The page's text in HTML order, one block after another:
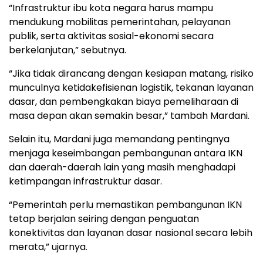
“Infrastruktur ibu kota negara harus mampu
mendukung mobilitas pemerintahan, pelayanan
publik, serta aktivitas sosial-ekonomi secara
berkelanjutan,” sebutnya.
“Jika tidak dirancang dengan kesiapan matang, risiko
munculnya ketidakefisienan logistik, tekanan layanan
dasar, dan pembengkakan biaya pemeliharaan di
masa depan akan semakin besar,” tambah Mardani.
Selain itu, Mardani juga memandang pentingnya
menjaga keseimbangan pembangunan antara IKN
dan daerah-daerah lain yang masih menghadapi
ketimpangan infrastruktur dasar.
“Pemerintah perlu memastikan pembangunan IKN
tetap berjalan seiring dengan penguatan
konektivitas dan layanan dasar nasional secara lebih
merata,” ujarnya.